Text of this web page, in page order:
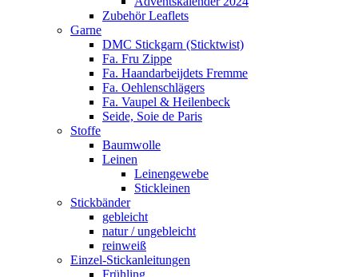
Zubehör Leaflets
Garne
DMC Stickgarn (Sticktwist)
Fa. Fru Zippe
Fa. Haandarbeijdets Fremme
Fa. Oehlenschlägers
Fa. Vaupel & Heilenbeck
Seide, Soie de Paris
Stoffe
Baumwolle
Leinen
Leinengewebe
Stickleinen
Stickbänder
gebleicht
natur / ungebleicht
reinweiß
Einzel-Stickanleitungen
Frühling